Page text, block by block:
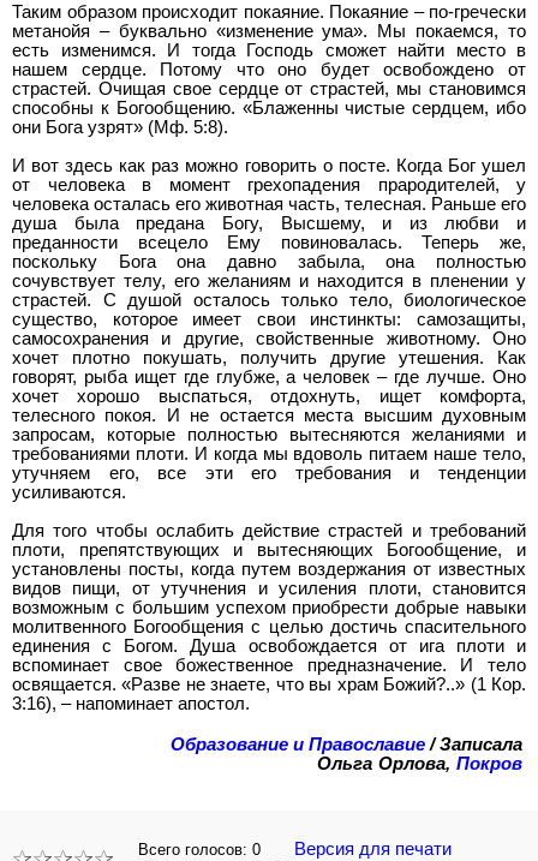
Таким образом происходит покаяние. Покаяние – по-гречески
метанойя – буквально «изменение ума». Мы покаемся, то
есть изменимся. И тогда Господь сможет найти место в
нашем сердце. Потому что оно будет освобождено от
страстей. Очищая свое сердце от страстей, мы становимся
способны к Богообщению. «Блаженны чистые сердцем, ибо
они Бога узрят» (Мф. 5:8).
И вот здесь как раз можно говорить о посте. Когда Бог ушел
от человека в момент грехопадения прародителей, у
человека осталась его животная часть, телесная. Раньше его
душа была предана Богу, Высшему, и из любви и
преданности всецело Ему повиновалась. Теперь же,
поскольку Бога она давно забыла, она полностью
сочувствует телу, его желаниям и находится в пленении у
страстей. С душой осталось только тело, биологическое
существо, которое имеет свои инстинкты: самозащиты,
самосохранения и другие, свойственные животному. Оно
хочет плотно покушать, получить другие утешения. Как
говорят, рыба ищет где глубже, а человек – где лучше. Оно
хочет хорошо выспаться, отдохнуть, ищет комфорта,
телесного покоя. И не остается места высшим духовным
запросам, которые полностью вытесняются желаниями и
требованиями плоти. И когда мы вдоволь питаем наше тело,
утучняем его, все эти его требования и тенденции
усиливаются.
Для того чтобы ослабить действие страстей и требований
плоти, препятствующих и вытесняющих Богообщение, и
установлены посты, когда путем воздержания от известных
видов пищи, от утучнения и усиления плоти, становится
возможным с большим успехом приобрести добрые навыки
молитвенного Богообщения с целью достичь спасительного
единения с Богом. Душа освобождается от ига плоти и
вспоминает свое божественное предназначение. И тело
освящается. «Разве не знаете, что вы храм Божий?..» (1 Кор.
3:16), – напоминает апостол.
Образование и Православие /Записала
Ольга Орлова, Покров
Всего голосов: 0
Версия для печати